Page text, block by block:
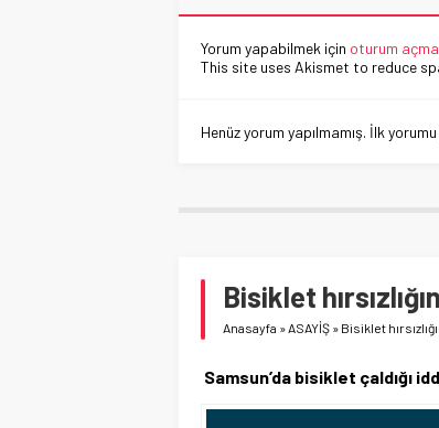
Yorum yapabilmek için oturum
This site uses Akismet to reduce
Henüz yorum yapılmamış. İlk
Bisiklet
Anasayfa » ASAYİŞ » Bisiklet
Samsun’da bisiklet çaldığı